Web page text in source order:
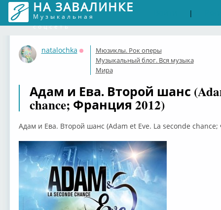
НА ЗАВАЛИНКЕ
Музыкальная
соцсеть
|
natalochka
Оффлайн
Мюзиклы. Рок оперы
Музыкальный блог. Вся музыка
Мира
Адам и Ева. Второй шанс
chance; Франция 2012)
Адам и Ева. Второй шанс (Adam et Eve. La seconde